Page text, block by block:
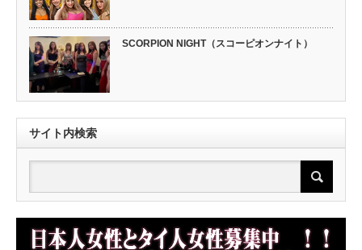
SCORPION NIGHT（スコーピオンナイト）
サイト内検索